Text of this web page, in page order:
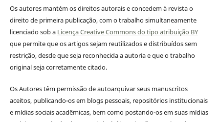
Os autores mantém os direitos autorais e concedem à revista o
direito de primeira publicação, com o trabalho simultaneamente
licenciado sob a Licença Creative Commons do tipo atribuição BY
que permite que os artigos sejam reutilizados e distribuídos sem
restrição, desde que seja reconhecida a autoria e que o trabalho
original seja corretamente citado.
Os Autores têm permissão de autoarquivar seus manuscritos
aceitos, publicando-os em blogs pessoais, repositórios institucionais
e mídias sociais acadêmicas, bem como postando-os em suas mídias